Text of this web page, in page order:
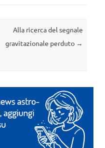
Alla ricerca del segnale
gravitazionale perduto →